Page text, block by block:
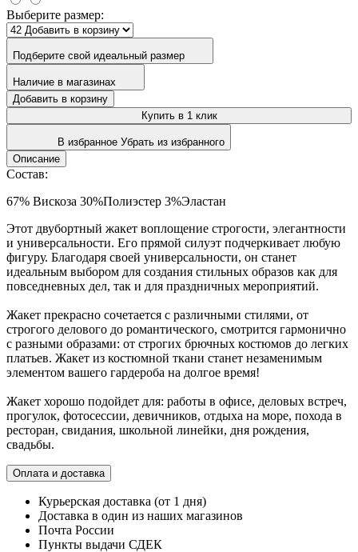
Выберите размер:
Подберите свой идеальный размер
Наличие в магазинах
Добавить в корзину
Купить в 1 клик
В избранное Убрать из избранного
Описание
Состав:
67% Вискоза 30%Полиэстер 3%Эластан
Этот двубортный жакет воплощение строгости, элегантности
и универсальности. Его прямой силуэт подчеркивает любую
фигуру. Благодаря своей универсальности, он станет
идеальным выбором для создания стильных образов как для
повседневных дел, так и для праздничных мероприятий.
Жакет прекрасно сочетается с различными стилями, от
строгого делового до романтического, смотрится гармонично
с разными образами: от строгих брючных костюмов до легких
платьев. Жакет из костюмной ткани станет незаменимым
элементом вашего гардероба на долгое время!
Жакет хорошо подойдет для: работы в офисе, деловых встреч,
прогулок, фотосессии, девичников, отдыха на море, похода в
ресторан, свидания, школьной линейки, дня рождения,
свадьбы.
Оплата и доставка
Курьерская доставка (от 1 дня)
Доставка в один из наших магазинов
Почта России
Пункты выдачи СДЕК